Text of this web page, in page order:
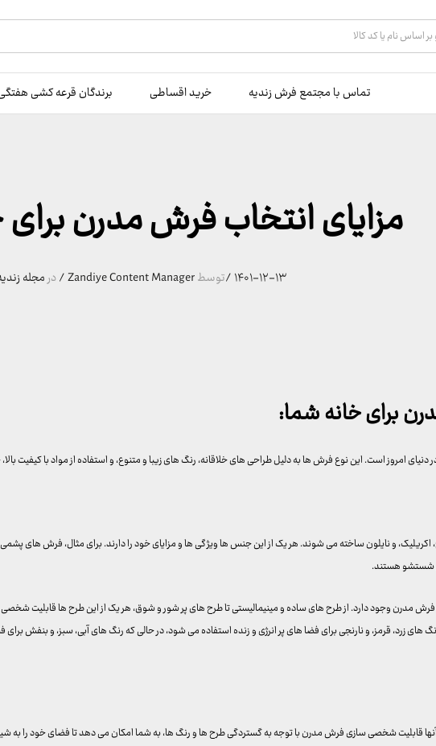
تماس با مجتمع فرش زندیه خرید اقساطی برندگان قرعه کشی
مزایای انتخاب فرش مدرن
۱۴۰۱-۱۲-۱۳/توسطZandiye Content Manager
/درمجله
برای خانه شما:
امروز است. این نوع فرش ها به دلیل طراحی های خلاقانه، رنگ های زیبا و متنوع، و استفاده از مواد با کیفیت
و نایلون ساخته می شوند. هر یک از این جنس ها ویژگی ها و مزایای خود را دارند. برای مثال، فرش های
شستشو هستند.
مدرن وجود دارد. از طرح های ساده و مینیمالیستی تا طرح های پر شور و شوق، هر یک از این طرح ها قابلیت
های زرد، قرمز، و نارنجی برای فضا های پر انرژی و زنده استفاده می شود، در حالی که رنگ های آبی، سبز، و بنفش
قابلیت شخصی سازی فرش مدرن با توجه به گستردگی طرح ها و رنگ ها، به شما امکان می دهد تا فضای خود را به